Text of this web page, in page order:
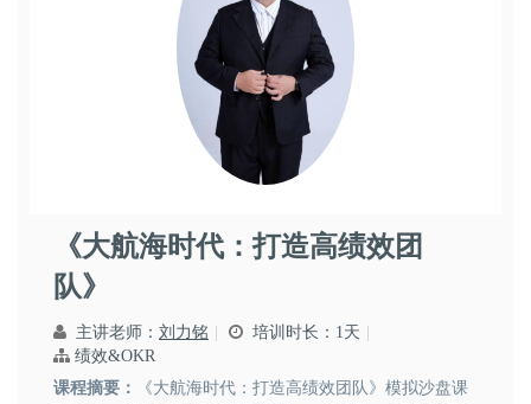
领导艺术 职业素养 党政文化
《大航海时代：打造高绩效团
队》
主讲老师： 刘力铭
培训时长：1天
绩效&OKR
课程摘要：
《大航海时代：打造高绩效团队》模拟沙盘课